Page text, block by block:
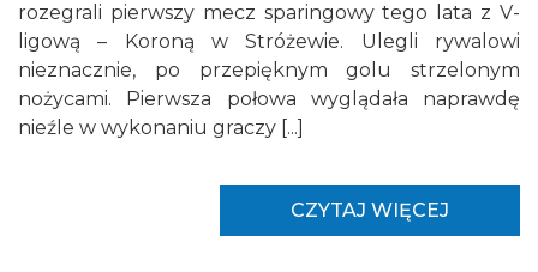
rozegrali pierwszy mecz sparingowy tego lata z V-
ligową – Koroną w Stróżewie. Ulegli rywalowi
nieznacznie, po przepięknym golu strzelonym
nożycami. Pierwsza połowa wyglądała naprawdę
nieźle w wykonaniu graczy [...]
CZYTAJ WIĘCEJ